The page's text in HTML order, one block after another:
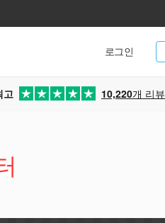
로그인
고 10,220개 리뷰